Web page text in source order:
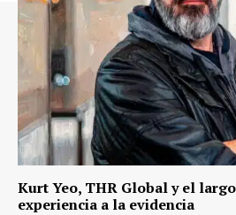
Kurt Yeo, THR Global y el
experiencia a la evidencia